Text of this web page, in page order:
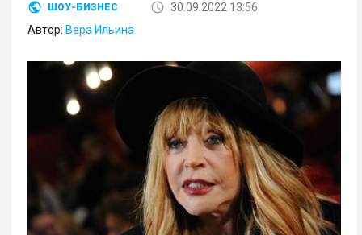
ШОУ-БИЗНЕС
30.09.2022 13:56
Автор: Вера Ильина